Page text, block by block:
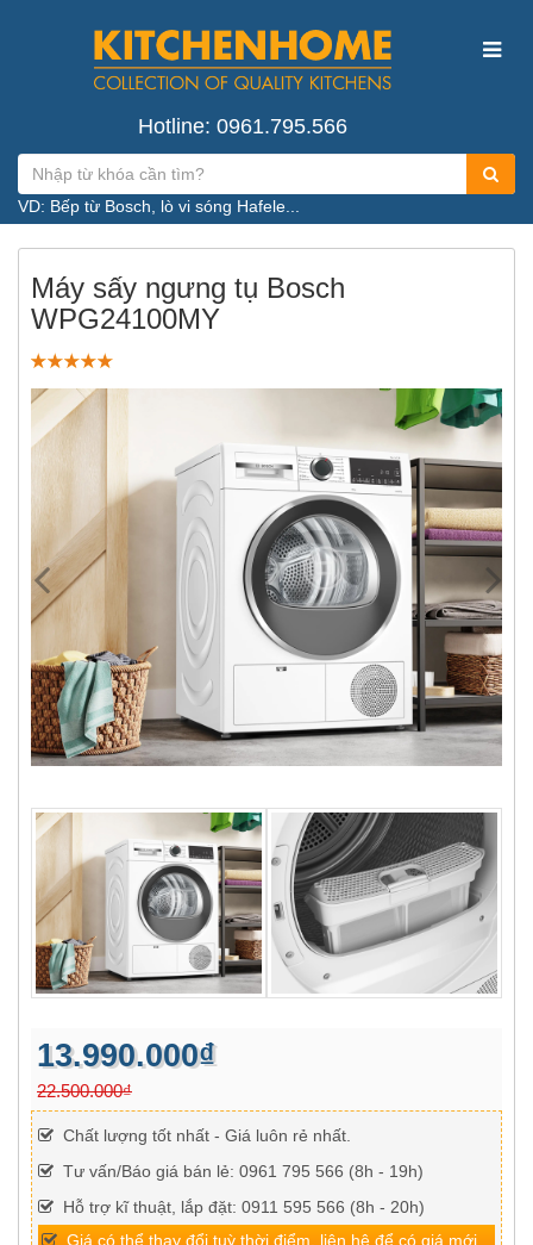
Hotline: 0961.795.566
VD: Bếp từ Bosch, lò vi sóng Hafele...
Máy sấy ngưng tụ Bosch
WPG24100MY
13.990.000₫
22.500.000₫
Chất lượng tốt nhất - Giá luôn rẻ nhất.
Tư vấn/Báo giá bán lẻ: 0961 795 566 (8h - 19h)
Hỗ trợ kĩ thuật, lắp đặt: 0911 595 566 (8h - 20h)
Giá có thể thay đổi tuỳ thời điểm, liên hệ để có giá mới